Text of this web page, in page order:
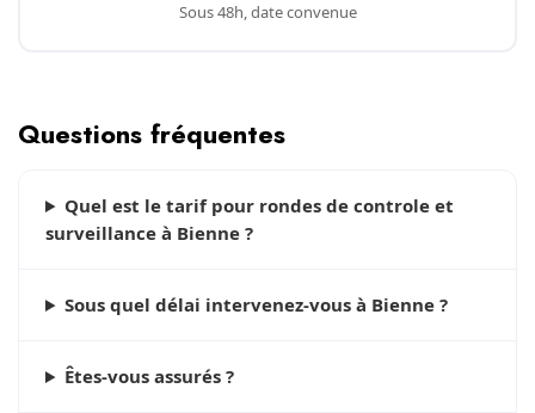
Sous 48h, date convenue
Questions fréquentes
Quel est le tarif pour rondes de controle et
surveillance à Bienne ?
Sous quel délai intervenez-vous à Bienne ?
Êtes-vous assurés ?